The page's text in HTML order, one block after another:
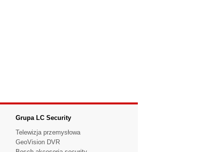
Grupa LC Security
Telewizja przemysłowa
GeoVision DVR